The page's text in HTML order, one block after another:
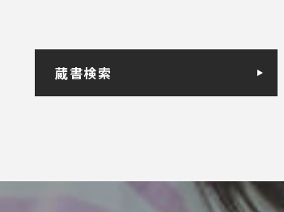
蔵書検索